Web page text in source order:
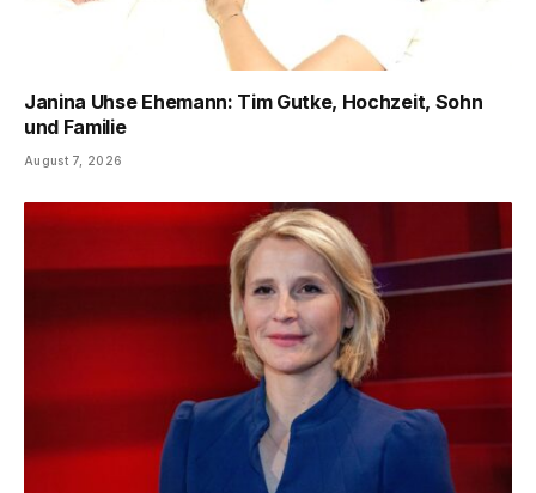
Janina Uhse Ehemann: Tim Gutke, Hochzeit, Sohn
und Familie
August 7, 2026